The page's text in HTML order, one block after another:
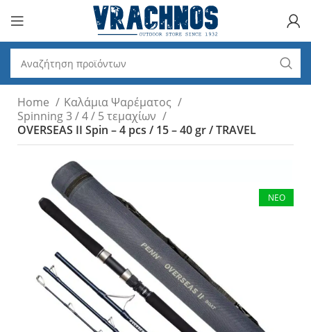
Home
Καλάμια Ψαρέματος
Spinning 3 / 4 / 5 τεμαχίων
OVERSEAS II Spin – 4 pcs / 15 – 40 gr / TRAVEL
ΝΕΟ